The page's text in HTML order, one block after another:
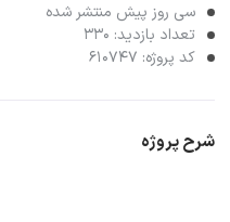
سی روز پیش منتشر شده
تعداد بازدید: 330
کد پروژه: 610747
شرح پروژه